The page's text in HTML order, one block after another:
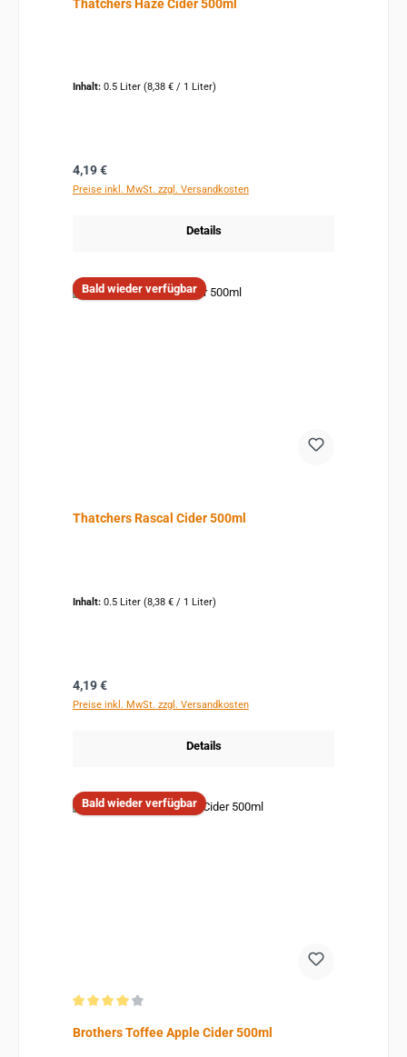
Thatchers Haze Cider 500ml
Inhalt: 0.5 Liter (8,38 € / 1 Liter)
Regulärer Preis:
4,19 €
Preise inkl. MwSt. zzgl. Versandkosten
Details
Bald wieder verfügbar
Thatchers Rascal Cider 500ml
Inhalt: 0.5 Liter (8,38 € / 1 Liter)
Regulärer Preis:
4,19 €
Preise inkl. MwSt. zzgl. Versandkosten
Details
Bald wieder verfügbar
Brothers Toffee Apple Cider 500ml